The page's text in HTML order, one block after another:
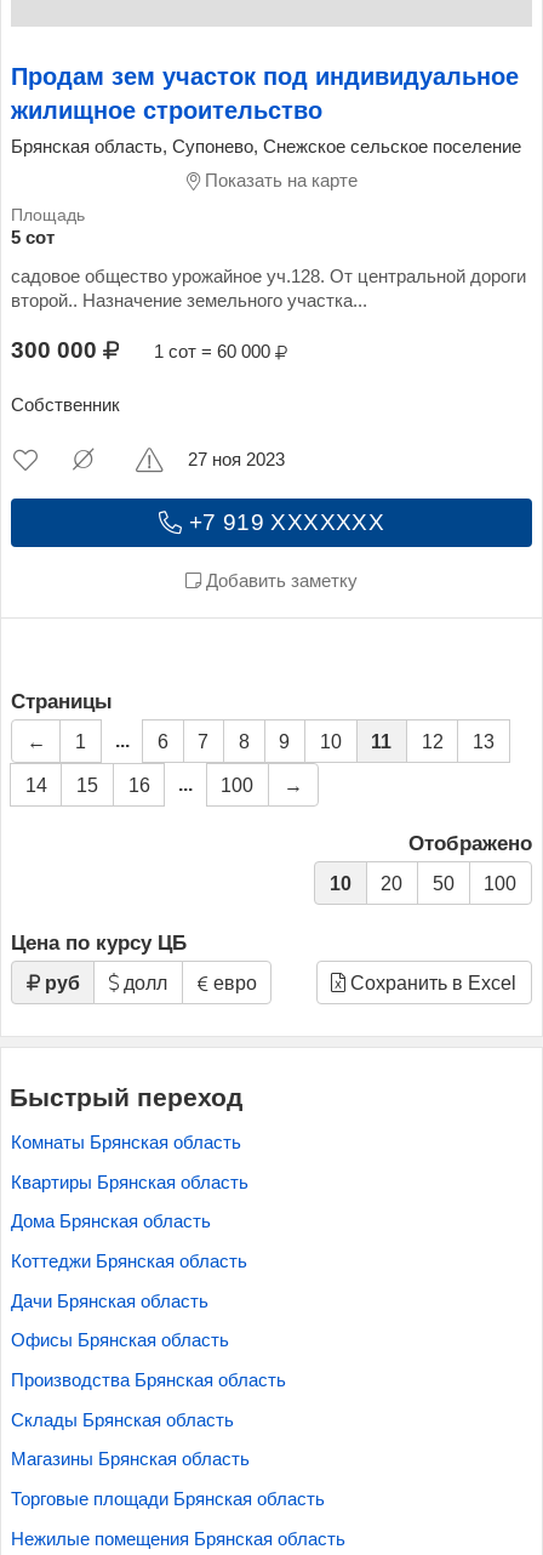
Продам зем участок под индивидуальное
жилищное строительство
Брянская область, Супонево, Снежское сельское поселение
Показать на карте
5 сот
садовое общество урожайное уч.128. От центральной дороги
второй.. Назначение земельного участка...
300 000 1 сот = 60 000
Собственник
+7 919 XXXXXXX
Добавить заметку
27 ноя 2023
Страницы
← 1 ... 6 7 8 9 10 11 12 13
14 15 16 ... 100 →
Отображено
10 20 50 100
Цена по курсу ЦБ
руб долл евро Сохранить в Excel
Быстрый переход
Комнаты Брянская область
Квартиры Брянская область
Дома Брянская область
Коттеджи Брянская область
Дачи Брянская область
Офисы Брянская область
Производства Брянская область
Склады Брянская область
Магазины Брянская область
Торговые площади Брянская область
Нежилые помещения Брянская область